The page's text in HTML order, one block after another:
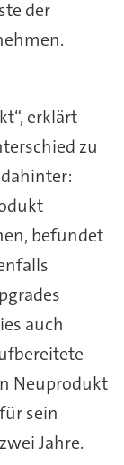
der
erklärt
zu
befundet
auch
Neuprodukt
sein
Jahre.